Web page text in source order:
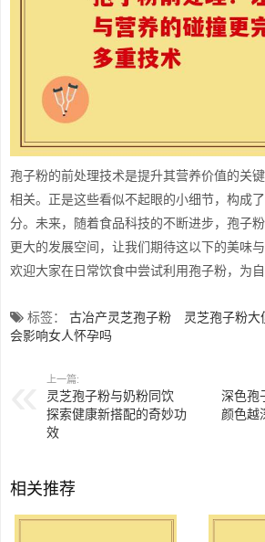
孢子粉的前处理技术是提升其营养价值的关
相关。正是这些看似不起眼的小细节，构成
分。未来，随着食品科技的不断进步，孢子
更大的发展空间，让我们期待这以下的美味
欢迎大家在日常饮食中尝试利用孢子粉，为自
标签： 古冶产灵芝孢子粉 灵芝孢子粉大
会影响女人怀孕吗
上一篇:
灵芝孢子粉与奶粉同饮
探索健康新搭配的奇妙功
效
深色孢
颜色越
相关推荐